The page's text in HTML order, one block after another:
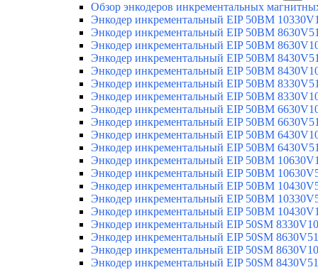
Обзор энкодеров инкрементальных
Энкодер инкрементальный EIP 50BM
Энкодер инкрементальный EIP 50BM
Энкодер инкрементальный EIP 50BM
Энкодер инкрементальный EIP 50BM
Энкодер инкрементальный EIP 50BM
Энкодер инкрементальный EIP 50BM
Энкодер инкрементальный EIP 50BM
Энкодер инкрементальный EIP 50BM
Энкодер инкрементальный EIP 50BM
Энкодер инкрементальный EIP 50BM
Энкодер инкрементальный EIP 50BM
Энкодер инкрементальный EIP 50BM
Энкодер инкрементальный EIP 50BM
Энкодер инкрементальный EIP 50BM
Энкодер инкрементальный EIP 50BM
Энкодер инкрементальный EIP 50BM
Энкодер инкрементальный EIP 50SM
Энкодер инкрементальный EIP 50SM
Энкодер инкрементальный EIP 50SM
Энкодер инкрементальный EIP 50SM